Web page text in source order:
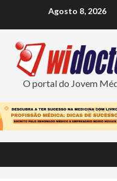
Agosto 8, 2026
O portal do Jovem